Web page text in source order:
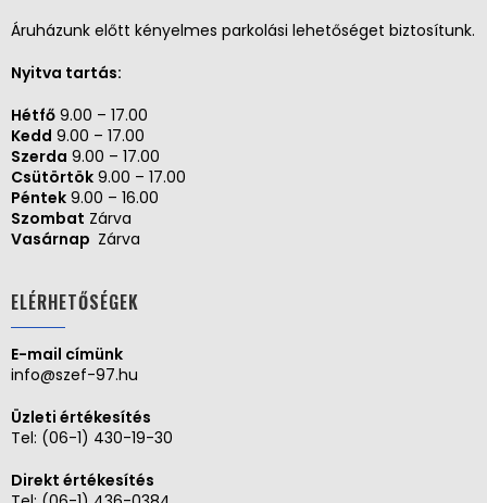
Áruházunk előtt kényelmes parkolási lehetőséget biztosítunk.
Nyitva tartás:
Hétfő 9.00 – 17.00
Kedd 9.00 – 17.00
Szerda 9.00 – 17.00
Csütörtök 9.00 – 17.00
Péntek 9.00 – 16.00
Szombat Zárva
Vasárnap Zárva
ELÉRHETŐSÉGEK
E-mail címünk
info@szef-97.hu
Üzleti értékesítés
Tel: (06-1) 430-19-30
Direkt értékesítés